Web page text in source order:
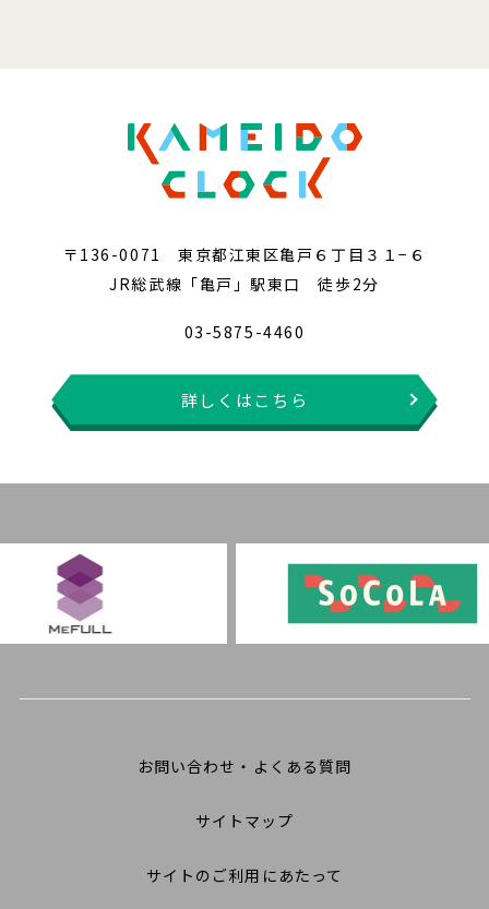
〒136-0071 東京都江東区亀戸６丁目３１−６
JR総武線「亀戸」駅東口 徒歩2分
03-5875-4460
詳しくはこちら
お問い合わせ・よくある質問
サイトマップ
サイトのご利用にあたって